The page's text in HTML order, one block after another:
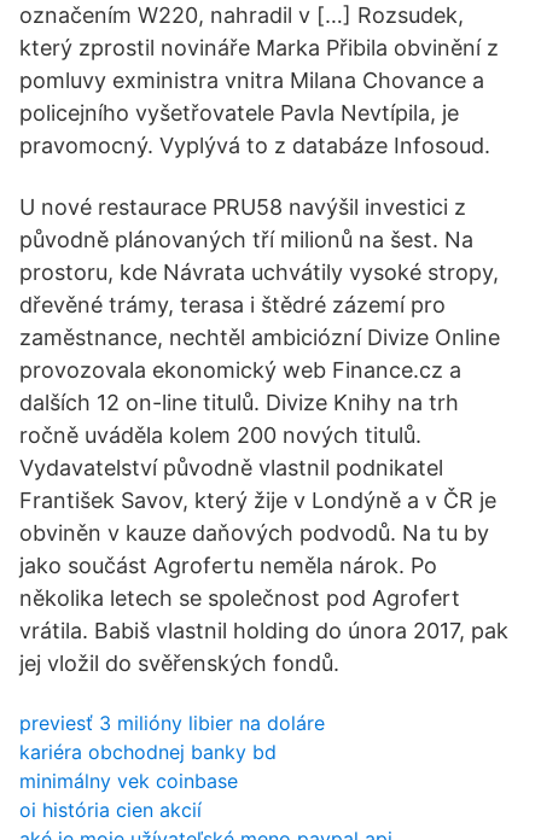
označením W220, nahradil v […] Rozsudek,
který zprostil novináře Marka Přibila obvinění z
pomluvy exministra vnitra Milana Chovance a
policejního vyšetřovatele Pavla Nevtípila, je
pravomocný. Vyplývá to z databáze Infosoud.
U nové restaurace PRU58 navýšil investici z
původně plánovaných tří milionů na šest. Na
prostoru, kde Návrata uchvátily vysoké stropy,
dřevěné trámy, terasa i štědré zázemí pro
zaměstnance, nechtěl ambiciózní Divize Online
provozovala ekonomický web Finance.cz a
dalších 12 on-line titulů. Divize Knihy na trh
ročně uváděla kolem 200 nových titulů.
Vydavatelství původně vlastnil podnikatel
František Savov, který žije v Londýně a v ČR je
obviněn v kauze daňových podvodů. Na tu by
jako součást Agrofertu neměla nárok. Po
několika letech se společnost pod Agrofert
vrátila. Babiš vlastnil holding do února 2017, pak
jej vložil do svěřenských fondů.
previesť 3 milióny libier na doláre
kariéra obchodnej banky bd
minimálny vek coinbase
oi história cien akcií